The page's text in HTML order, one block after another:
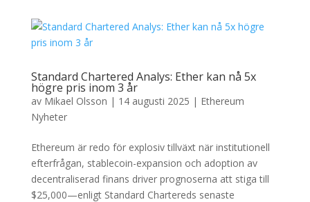
Standard Chartered Analys: Ether kan nå 5x
högre pris inom 3 år
av Mikael Olsson | 14 augusti 2025 | Ethereum
Nyheter
Ethereum är redo för explosiv tillväxt när institutionell
efterfrågan, stablecoin-expansion och adoption av
decentraliserad finans driver prognoserna att stiga till
$25,000—enligt Standard Chartereds senaste